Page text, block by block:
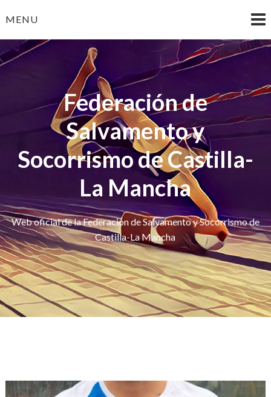
toMENU
Federación de
Salvamento y
Socorrismo de Castilla-
La Mancha
Web oficial de la Federación de Salvamento y Socorrismo de
Castilla-La Mancha